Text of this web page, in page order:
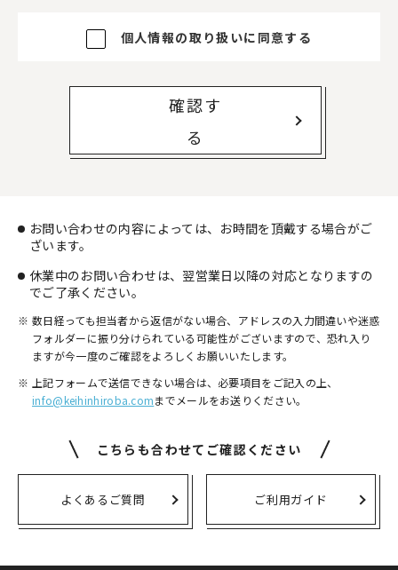
個人情報の取り扱いに同意する
確認す
る
お問い合わせの内容によっては、お時間を頂戴する場合がご
ざいます。
休業中のお問い合わせは、翌営業日以降の対応となりますの
でご了承ください。
数日経っても担当者から返信がない場合、アドレスの入力間違いや迷惑
フォルダーに振り分けられている可能性がございますので、恐れ入り
ますが今一度のご確認をよろしくお願いいたします。
上記フォームで送信できない場合は、必要項目をご記入の上、
info@keihinhiroba.comまでメールをお送りください。
こちらも合わせてご確認ください
よくあるご質問 ご利用ガイド